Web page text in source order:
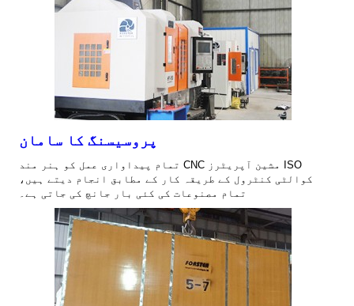
پروسیسنگ کا سامان
تمام پیداواری عمل کو ہنر مند CNC مشین آپریٹرز ISO
کوالٹی کنٹرول کے طریقہ کار کے مطابق انجام دیتے ہیں،
تمام مصنوعات کی کئی بار جانچ کی جاتی ہے۔